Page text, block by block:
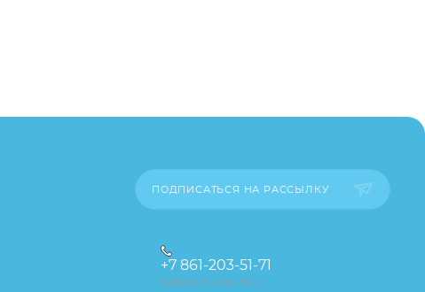
ПОДПИСАТЬСЯ НА РАССЫЛКУ
+7 861-203-51-71
ЗАКАЗАТЬ ЗВОНОК